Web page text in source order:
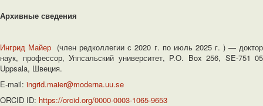
Архивные сведения
Ингрид Майер (член редколлегии с 2020 г. по июль 2025 г. ) — доктор
наук, профессор, Уппсальский университет, P.O. Box 256, SE-751 05
Uppsala, Швеция.
E-mail: ingrid.maier@moderna.uu.se
ORCID ID: https://orcid.org/0000-0003-1065-9653